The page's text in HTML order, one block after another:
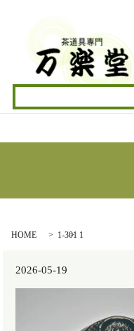
HOME 1-301 1
2026-05-19